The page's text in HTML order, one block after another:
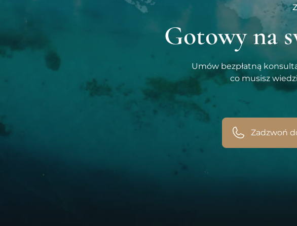
Gotowy na
Umów bezpłatną
co musisz
Zadzwoń